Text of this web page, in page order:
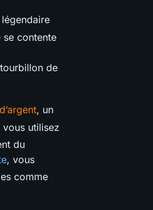
se contente
de
, un
vous utilisez
du
, vous
comme